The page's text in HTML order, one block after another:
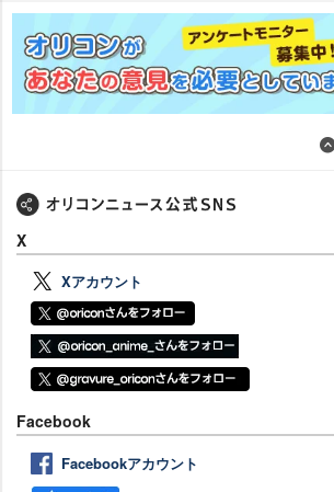
X
Xアカウント
Facebook
Facebookアカウント